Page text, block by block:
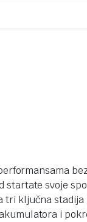
svoje
tri ključna
i